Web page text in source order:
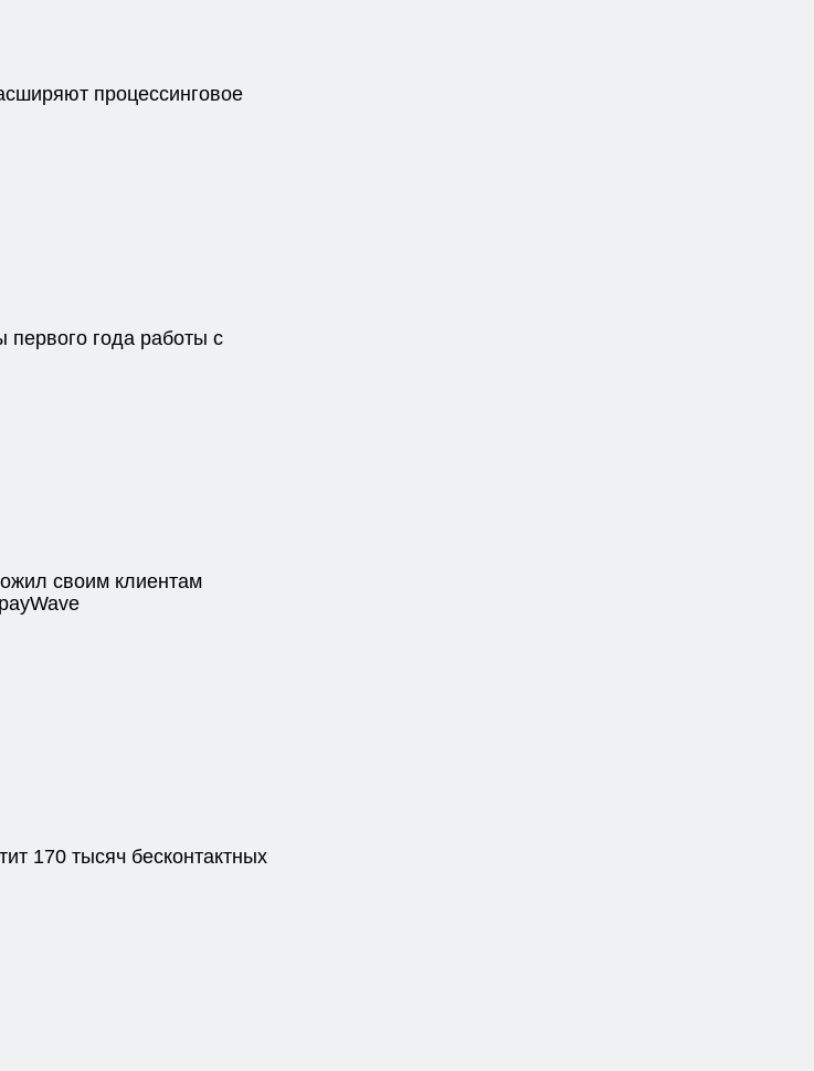
процессинговое
первого года работы с
своим клиентам
170 тысяч бесконтактных